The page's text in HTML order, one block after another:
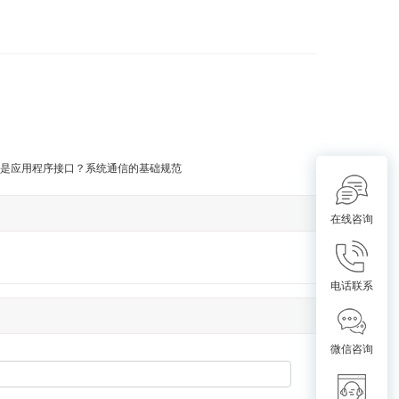
应用程序接口？系统通信的基础规范
在线咨询
电话联系
微信咨询